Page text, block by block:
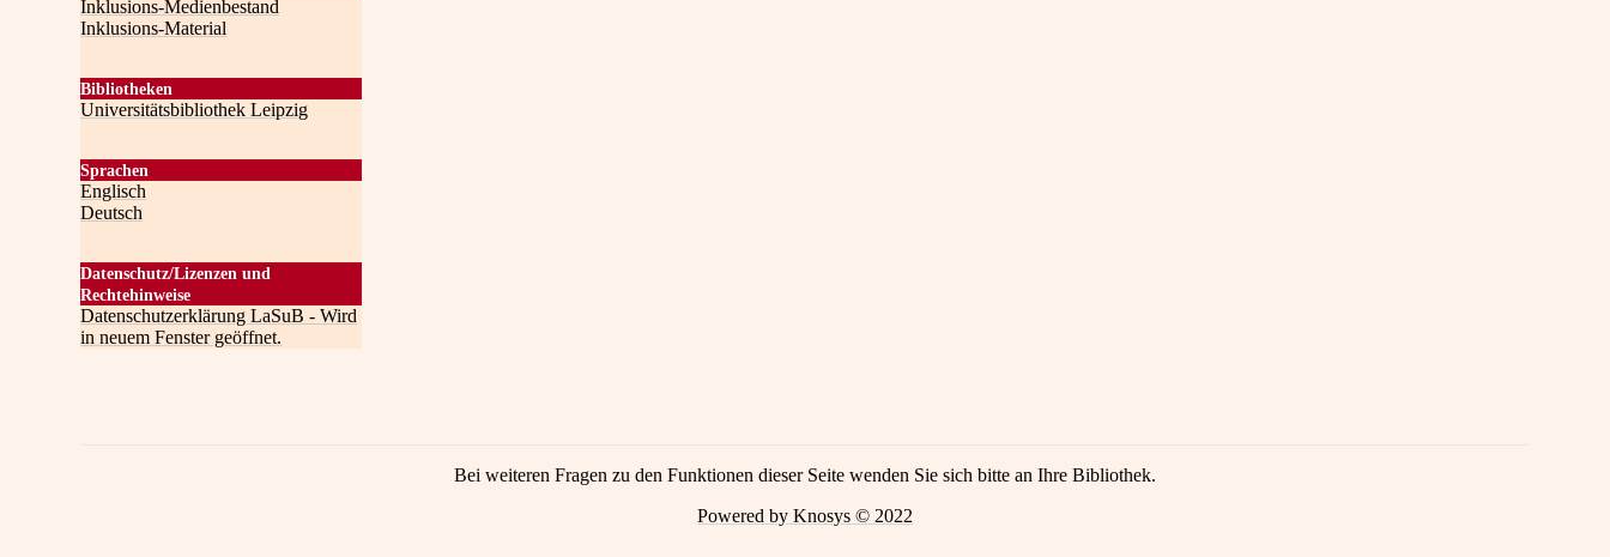
Inklusions-Medienbestand
Inklusions-Material
Bibliotheken
Universitätsbibliothek Leipzig
Sprachen
Englisch
Deutsch
Datenschutz/Lizenzen und
Rechtehinweise
Datenschutzerklärung LaSuB - Wird
in neuem Fenster geöffnet.
Bei weiteren Fragen zu den Funktionen dieser Seite wenden Sie sich bitte an Ihre Bibliothek.
Powered by Knosys © 2022